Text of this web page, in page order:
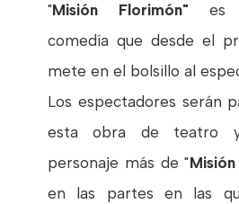
"Misión Florimón" es
comedía que desde el
mete en el bolsillo al
Los espectadores serán
esta obra de teatro
personaje más de "
en las partes en las